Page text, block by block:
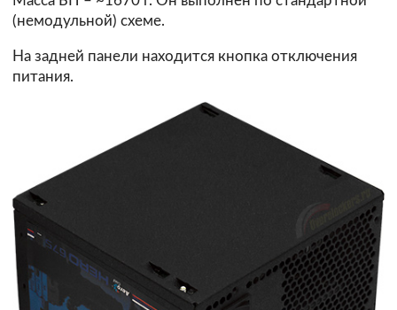
(немодульной) схеме.
На задней панели находится кнопка отключения
питания.